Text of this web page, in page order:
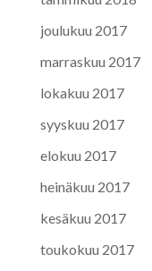
joulukuu 2017
marraskuu 2017
lokakuu 2017
syyskuu 2017
elokuu 2017
heinäkuu 2017
kesäkuu 2017
toukokuu 2017